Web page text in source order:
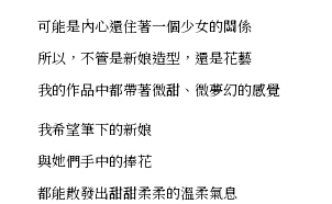
可能是內心還住著一個少女的關係
所以，不管是新娘造型，還是花藝
我的作品中都帶著微甜、微夢幻的感覺
我希望筆下的新娘
與她們手中的捧花
都能散發出甜甜柔柔的溫柔氣息